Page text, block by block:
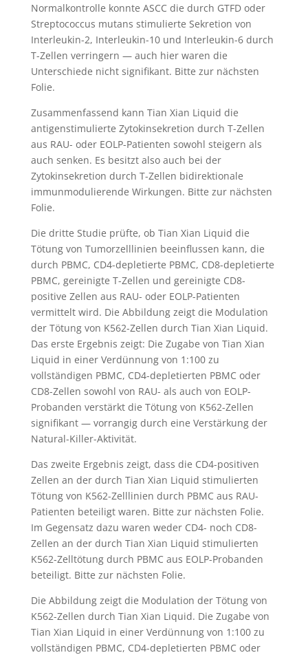
Normalkontrolle konnte ASCC die durch GTFD oder
Streptococcus mutans stimulierte Sekretion von
Interleukin-2, Interleukin-10 und Interleukin-6 durch
T-Zellen verringern — auch hier waren die
Unterschiede nicht signifikant. Bitte zur nächsten
Folie.
Zusammenfassend kann Tian Xian Liquid die
antigenstimulierte Zytokinsekretion durch T-Zellen
aus RAU- oder EOLP-Patienten sowohl steigern als
auch senken. Es besitzt also auch bei der
Zytokinsekretion durch T-Zellen bidirektionale
immunmodulierende Wirkungen. Bitte zur nächsten
Folie.
Die dritte Studie prüfte, ob Tian Xian Liquid die
Tötung von Tumorzelllinien beeinflussen kann, die
durch PBMC, CD4-depletierte PBMC, CD8-depletierte
PBMC, gereinigte T-Zellen und gereinigte CD8-
positive Zellen aus RAU- oder EOLP-Patienten
vermittelt wird. Die Abbildung zeigt die Modulation
der Tötung von K562-Zellen durch Tian Xian Liquid.
Das erste Ergebnis zeigt: Die Zugabe von Tian Xian
Liquid in einer Verdünnung von 1:100 zu
vollständigen PBMC, CD4-depletierten PBMC oder
CD8-Zellen sowohl von RAU- als auch von EOLP-
Probanden verstärkt die Tötung von K562-Zellen
signifikant — vorrangig durch eine Verstärkung der
Natural-Killer-Aktivität.
Das zweite Ergebnis zeigt, dass die CD4-positiven
Zellen an der durch Tian Xian Liquid stimulierten
Tötung von K562-Zelllinien durch PBMC aus RAU-
Patienten beteiligt waren. Bitte zur nächsten Folie.
Im Gegensatz dazu waren weder CD4- noch CD8-
Zellen an der durch Tian Xian Liquid stimulierten
K562-Zelltötung durch PBMC aus EOLP-Probanden
beteiligt. Bitte zur nächsten Folie.
Die Abbildung zeigt die Modulation der Tötung von
K562-Zellen durch Tian Xian Liquid. Die Zugabe von
Tian Xian Liquid in einer Verdünnung von 1:100 zu
vollständigen PBMC, CD4-depletierten PBMC oder